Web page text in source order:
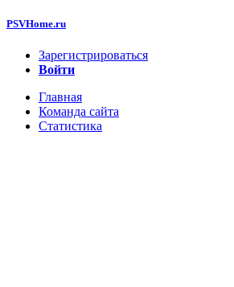
PSVHome.ru
Зарегистрироваться
Войти
Главная
Команда сайта
Статистика